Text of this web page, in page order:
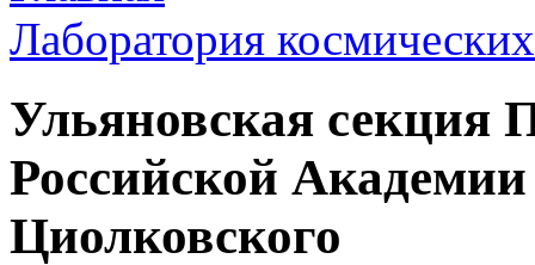
Лаборатория
Ульяновская секция
Российской
Циолковского